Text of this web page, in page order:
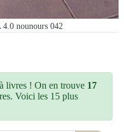
nounours 042
livres ! On en trouve 17
Voici les 15 plus